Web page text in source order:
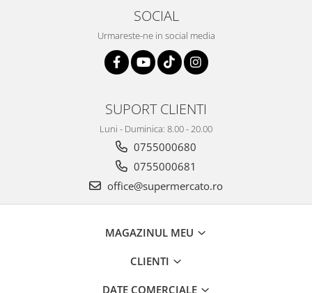
SOCIAL
Urmareste-ne in social media
SUPORT CLIENTI
Luni - Duminica: 8.00 - 20.00
0755000680
0755000681
office@supermercato.ro
MAGAZINUL MEU
CLIENTI
DATE COMERCIALE